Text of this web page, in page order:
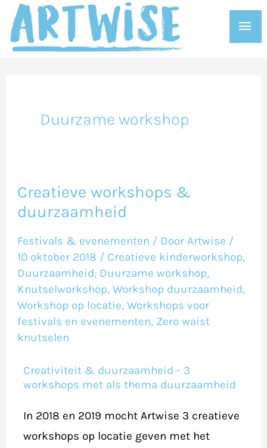
naar
Duurzame workshop
Creatieve workshops &
duurzaamheid
Festivals & evenementen / DoorArtwise /
10 oktober 2018 / Creatieve kinderworkshop,
Duurzaamheid, Duurzame workshop,
Knutselworkshop,Workshop duurzaamheid,
Workshop op locatie,Workshops voor
festivals en evenementen, Zero waist
knutselen
Creativiteit & duurzaamheid - 3
workshops met als thema duurzaamheid
In 2018 en 2019 mocht Artwise 3 creatieve
workshops op locatie geven met het
Creatieve
workshops
duurzaamheid